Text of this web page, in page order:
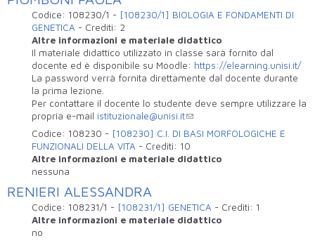
Codice: 108230/1 - [108230/1] BIOLOGIA E FONDAMENTI DI
GENETICA - Crediti: 2
Altre informazioni e materiale didattico
Il materiale didattico utilizzato in classe sarà fornito dal
docente ed è disponibile su Moodle: https://elearning.unisi.it/
La password verrà fornita direttamente dal docente durante
la prima lezione.
Per contattare il docente lo studente deve sempre utilizzare la
propria e-mail istituzionale@unisi.it
Codice: 108230 - [108230] C.I. DI BASI MORFOLOGICHE E
FUNZIONALI DELLA VITA - Crediti: 10
Altre informazioni e materiale didattico
nessuna
RENIERI ALESSANDRA
Codice: 108231/1 - [108231/1] GENETICA - Crediti: 1
Altre informazioni e materiale didattico
no